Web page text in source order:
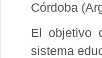
Córdoba
El objetivo
sistema